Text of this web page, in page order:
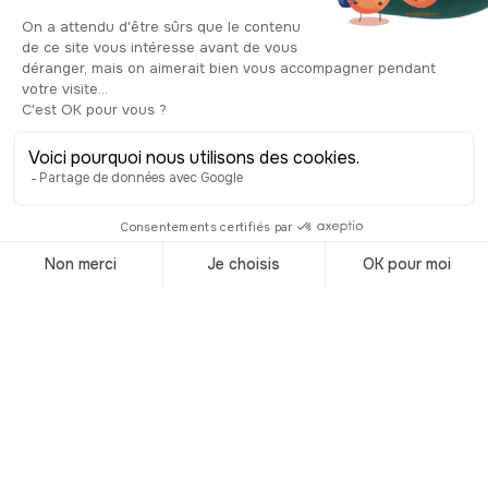
orangers, des oliviers et des plantes
venues de tous les continents, ainsi que
de nombreuses boutiques de souvenirs
et un restaurant agréable. Pour
quelques euros, vous avez donc là
dans un très beau parc, à deux pas
d’un palais remarquablement bien
rénové.